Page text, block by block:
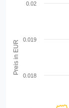
Preis in EUR
0.018
0.019
0.02